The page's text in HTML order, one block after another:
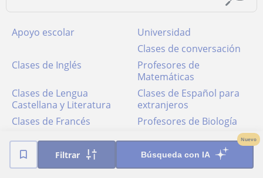
Filtrar Búsqueda con IA
Nuevo
Apoyo escolar
Universidad
Clases de conversación
Clases de Inglés
Profesores de
Matemáticas
Clases de Lengua
Castellana y Literatura
Clases de Español para
extranjeros
Clases de Francés
Profesores de Biología
Apoyo escolar para ESO
Profesores de Química
Apoyo escolar
Clases de Historia
Clases de FCE First
Profesores de Física